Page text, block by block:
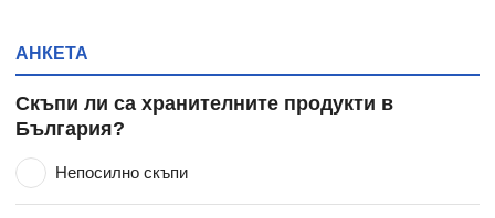
АНКЕТА
Скъпи ли са хранителните продукти в
България?
Непосилно скъпи